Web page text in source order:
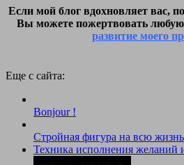
Если мой блог вдохновляет вас,
Вы можете пожертвовать
развитие моего
Еще с сайта:
Bonjour !
Стройная фигура на всю жизнь
Техника исполнения желаний